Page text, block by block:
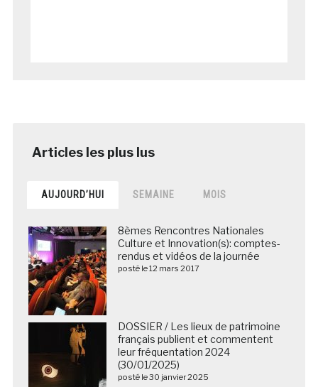
AUJOURD’HUI SEMAINE MOIS
8èmes Rencontres Nationales
Culture et Innovation(s): comptes-
rendus et vidéos de la journée
posté le 12 mars 2017
DOSSIER / Les lieux de patrimoine
français publient et commentent
leur fréquentation 2024
(30/01/2025)
posté le 30 janvier 2025